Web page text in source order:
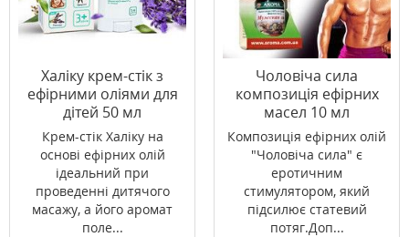
Халіку крем-стік з
ефірними оліями для
дітей 50 мл
Крем-стік Халіку на
основі ефірних олій
ідеальний при
проведенні дитячого
масажу, а його аромат
поле...
Чоловіча сила
композиція ефірних
масел 10 мл
Композиція ефірних олій
"Чоловіча сила" є
еротичним
стимулятором, який
підсилює статевий
потяг.Доп...